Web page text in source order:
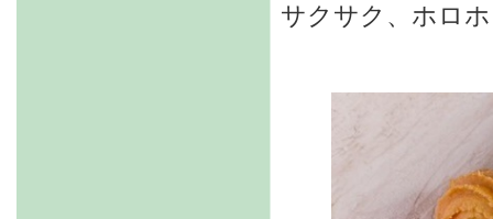
サクサク、ホロ